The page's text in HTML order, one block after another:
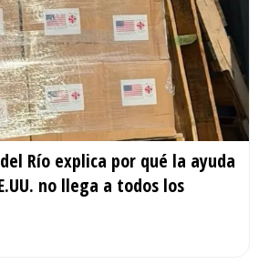
Río explica por qué la ayuda
no llega a todos los